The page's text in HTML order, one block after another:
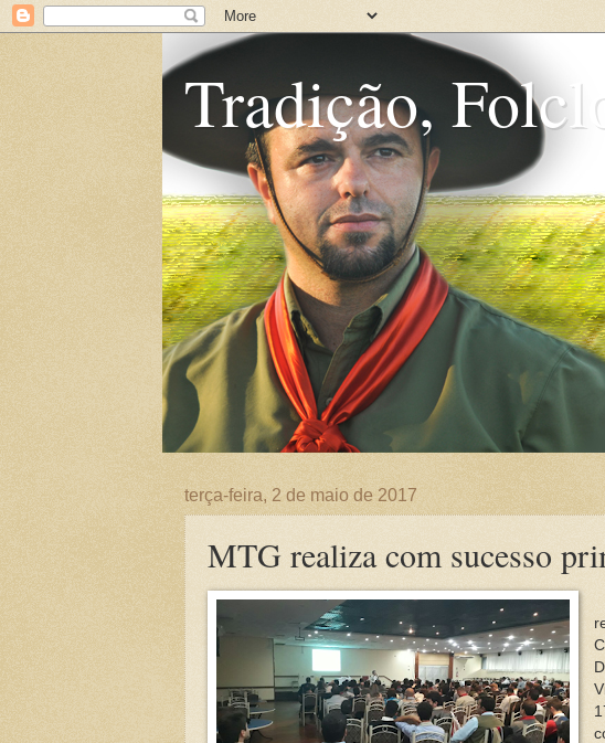
Tradição,
terça-feira, 2 de maio de 2017
MTG realiza com sucesso